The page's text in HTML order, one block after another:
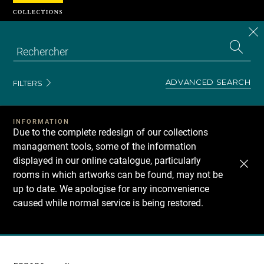
FILTERS ADVANCED SEARCH
INFORMATION
Due to the complete redesign of our collections
management tools, some of the information
displayed in our online catalogue, particularly
rooms in which artworks can be found, may not be
up to date. We apologise for any inconvenience
caused while normal service is being restored.
Recherche
Cookies management panel